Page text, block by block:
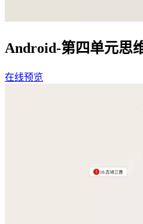
Android-第四单元思
在线预览